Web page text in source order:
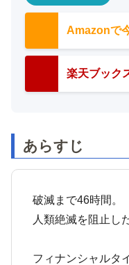
Amazonで
楽天ブック
あらすじ
破滅まで46時間。
人類絶滅を阻止し
フィナンシャルタ